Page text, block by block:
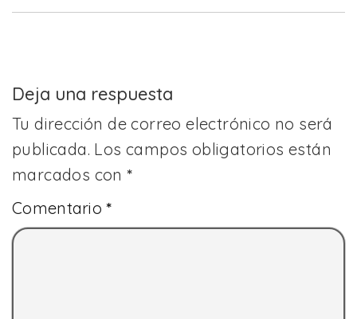
Deja una respuesta
Tu dirección de correo electrónico no será
publicada. Los campos obligatorios están
marcados con*
Comentario*